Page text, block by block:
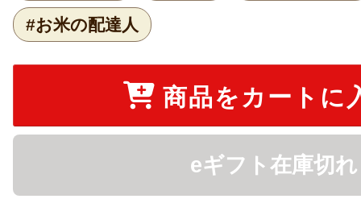
#お米の配達人
商品をカートに
eギフト在庫切れ